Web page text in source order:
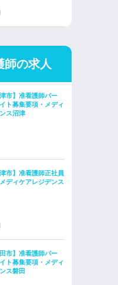
師の求人
津市】准看護師パー
ト募集要項・メディ
ス沼津
市】准看護師正社員
ディケアレジデンス
田市】准看護師パー
ト募集要項・メディ
ス磐田